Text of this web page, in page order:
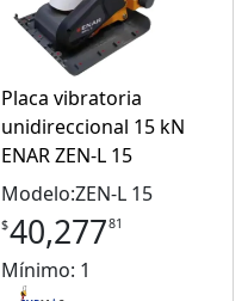
Placa vibratoria
unidireccional 15 kN
ENAR ZEN‑L 15
Modelo:ZEN-L 15
$40,27781
Mínimo: 1